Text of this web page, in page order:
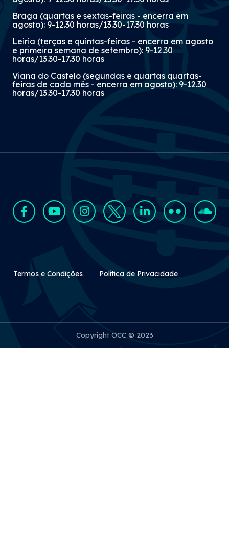
Braga (quartas e sextas-feiras - encerra em
agosto): 9-12.30 horas/13.30-17.30 horas
Leiria (terças e quintas-feiras - encerra em agosto
e primeira semana de setembro): 9-12.30
horas/13.30-17.30 horas
Viana do Castelo (segundas e quartas quartas-
feiras de cada mês - encerra em agosto): 9-12.30
horas/13.30-17.30 horas
Rodapé Secundário
Termos e Condições Política de Privacidade
Copyright OCC © 2023